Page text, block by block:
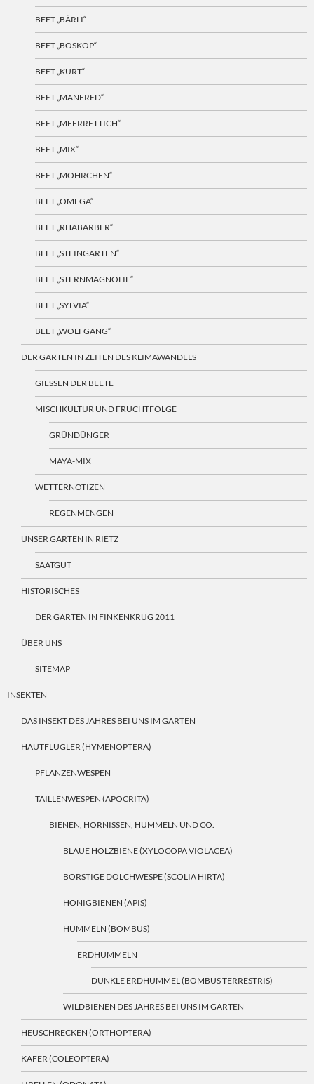
BEET „BÄRLI“
BEET „BOSKOP“
BEET „KURT“
BEET „MANFRED“
BEET „MEERRETTICH“
BEET „MIX“
BEET „MOHRCHEN“
BEET „OMEGA“
BEET „RHABARBER“
BEET „STEINGARTEN“
BEET „STERNMAGNOLIE“
BEET „SYLVIA“
BEET „WOLFGANG“
DER GARTEN IN ZEITEN DES KLIMAWANDELS
GIESSEN DER BEETE
MISCHKULTUR UND FRUCHTFOLGE
GRÜNDÜNGER
MAYA-MIX
WETTERNOTIZEN
REGENMENGEN
UNSER GARTEN IN RIETZ
SAATGUT
HISTORISCHES
DER GARTEN IN FINKENKRUG 2011
ÜBER UNS
SITEMAP
INSEKTEN
DAS INSEKT DES JAHRES BEI UNS IM GARTEN
HAUTFLÜGLER (HYMENOPTERA)
PFLANZENWESPEN
TAILLENWESPEN (APOCRITA)
BIENEN, HORNISSEN, HUMMELN UND CO.
BLAUE HOLZBIENE (XYLOCOPA VIOLACEA)
BORSTIGE DOLCHWESPE (SCOLIA HIRTA)
HONIGBIENEN (APIS)
HUMMELN (BOMBUS)
ERDHUMMELN
DUNKLE ERDHUMMEL (BOMBUS TERRESTRIS)
WILDBIENEN DES JAHRES BEI UNS IM GARTEN
HEUSCHRECKEN (ORTHOPTERA)
KÄFER (COLEOPTERA)